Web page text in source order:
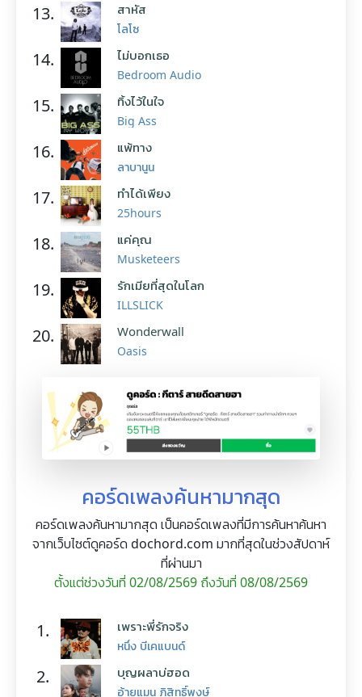
13. สาหัส
โลโซ
14. ไม่บอกเธอ
Bedroom Audio
15. ทิ้งไว้ในใจ
Big Ass
16. แพ้ทาง
ลาบานูน
17. ทำได้เพียง
25hours
18. แค่คุณ
Musketeers
19. รักเมียที่สุดในโลก
ILLSLICK
20. Wonderwall
Oasis
คอร์ดเพลงค้นหามากสุด
คอร์ดเพลงค้นหามากสุด เป็นคอร์ดเพลงที่มีการค้นหาค้นหา
จากเว็บไซต์ดูคอร์ด dochord.com มากที่สุดในช่วงสัปดาห์
ที่ผ่านมา
ตั้งแต่ช่วงวันที่ 02/08/2569 ถึงวันที่ 08/08/2569
1. เพราะพี่รักจริง
หนึ่ง บีเคแบนด์
2. บุญผลาบ่ฮอด
อ้ายแมน ภิสิทธิ์พงษ์